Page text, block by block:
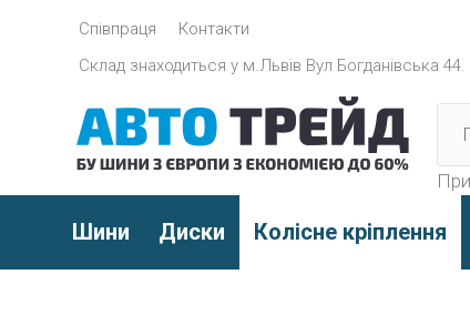
Співпраця Контакти
Склад знаходиться y м.Львів Вул Богданівська 44.
Шини Диски Колісне кріплення